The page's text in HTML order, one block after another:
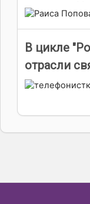
В цикле
отрасли